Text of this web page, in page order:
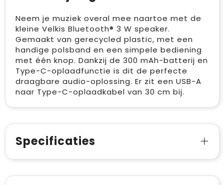
Neem je muziek overal mee naartoe met de
kleine Velkis Bluetooth® 3 W speaker.
Gemaakt van gerecycled plastic, met een
handige polsband en een simpele bediening
met één knop. Dankzij de 300 mAh-batterij en
Type-C-oplaadfunctie is dit de perfecte
draagbare audio-oplossing. Er zit een USB-A
naar Type-C-oplaadkabel van 30 cm bij.
Specificaties